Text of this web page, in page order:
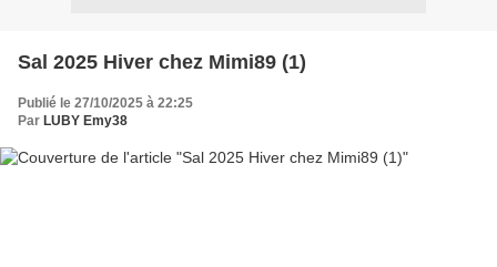
Sal 2025 Hiver chez Mimi89 (1)
Publié le 27/10/2025 à 22:25
Par LUBY Emy38